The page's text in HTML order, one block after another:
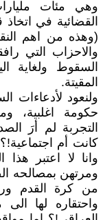
(وهذه من اهم
والاحزاب التي
السقوط ولغاية
المقيتة.
ولنعود لأدعاءات
حكومة اغلبية،
التجربة لم أرَ
كانت أم
وانا لا اعتبر
ومرتهن بمصالحه
من كرة القدم
واحتقاره لها